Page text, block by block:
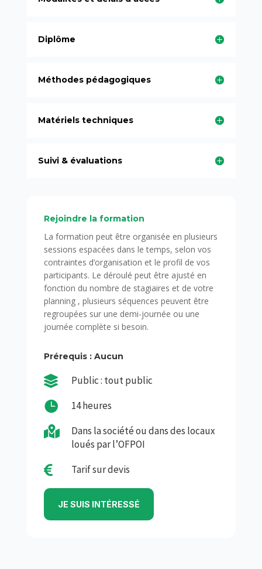
Diplôme
Méthodes pédagogiques
Matériels techniques
Suivi & évaluations
Rejoindre la formation
La formation peut être organisée en plusieurs
sessions espacées dans le temps, selon vos
contraintes d’organisation et le profil de vos
participants. Le déroulé peut être ajusté en
fonction du nombre de stagiaires et de votre
planning , plusieurs séquences peuvent être
regroupées sur une demi-journée ou une
journée complète si besoin.
Prérequis : Aucun
 Public : tout public
 14 heures

Dans la société ou dans des locaux
loués par l’OFPOI
 Tarif sur devis
JE SUIS INTÉRESSÉ